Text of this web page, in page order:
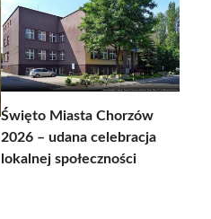
Święto Miasta Chorzów
2026 – udana celebracja
lokalnej społeczności